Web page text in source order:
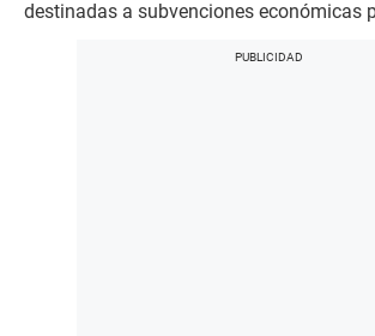
destinadas a subvenciones económicas